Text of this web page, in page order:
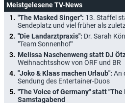
Meistgelesene TV-News
"The Masked Singer": 13. Staffel
Sendeplatz und viel früher als
"Die Landarztpraxis": Dr. Sarah
"Team Sonnenhof"
Melissa Naschenweng statt DJ
Weihnachtsshow von ORF und BR
"Joko & Klaas machen Urlaub": An
Sendung des Entertainer-Duos
"The Voice of Germany" statt "The
Samstagabend